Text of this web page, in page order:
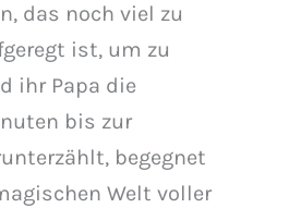
das noch viel zu
ist, um zu
ihr Papa die
bis zur
begegnet
Welt voller